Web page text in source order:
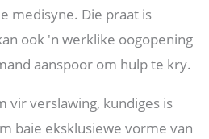
medisyne. Die praat is
ook 'n werklike oogopening
aanspoor om hulp te kry.
vir verslawing, kundiges is
baie eksklusiewe vorme van